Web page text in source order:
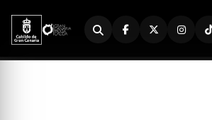
Buscador